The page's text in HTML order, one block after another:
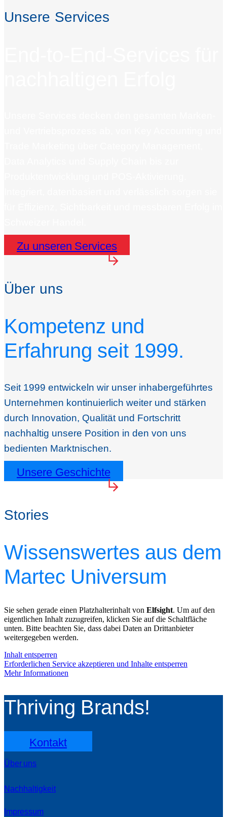
Unsere Services
Zu unseren Services
Über uns
Kompetenz und
Erfahrung seit 1999.
Seit 1999 entwickeln wir unser inhabergeführtes
Unternehmen kontinuierlich weiter und stärken
durch Innovation, Qualität und Fortschritt
nachhaltig unsere Position in den von uns
bedienten Marktnischen.
Unsere Geschichte
Stories
Wissenswertes aus dem
Martec Universum
Sie sehen gerade einen Platzhalterinhalt von Elfsight. Um auf den
eigentlichen Inhalt zuzugreifen, klicken Sie auf die Schaltfläche
unten. Bitte beachten Sie, dass dabei Daten an Drittanbieter
weitergegeben werden.
Inhalt entsperren
Erforderlichen Service akzeptieren und Inhalte entsperren
Mehr Informationen
Thriving Brands!
Kontakt
Über uns
Nachhaltigkeit
Impressum